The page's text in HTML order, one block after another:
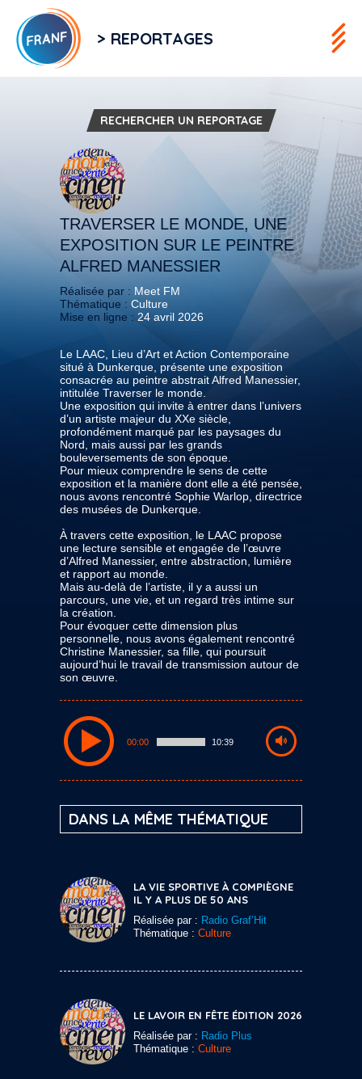
> REPORTAGES
RECHERCHER UN REPORTAGE
TRAVERSER LE MONDE, UNE
EXPOSITION SUR LE PEINTRE
ALFRED MANESSIER
Réalisée par : Meet FM
Thématique : Culture
Mise en ligne : 24 avril 2026
Le LAAC, Lieu d’Art et Action Contemporaine
situé à Dunkerque, présente une exposition
consacrée au peintre abstrait Alfred Manessier,
intitulée Traverser le monde.
Une exposition qui invite à entrer dans l’univers
d’un artiste majeur du XXe siècle,
profondément marqué par les paysages du
Nord, mais aussi par les grands
bouleversements de son époque.
Pour mieux comprendre le sens de cette
exposition et la manière dont elle a été pensée,
nous avons rencontré Sophie Warlop, directrice
des musées de Dunkerque.
À travers cette exposition, le LAAC propose
une lecture sensible et engagée de l’œuvre
d’Alfred Manessier, entre abstraction, lumière
et rapport au monde.
Mais au-delà de l’artiste, il y a aussi un
parcours, une vie, et un regard très intime sur
la création.
Pour évoquer cette dimension plus
personnelle, nous avons également rencontré
Christine Manessier, sa fille, qui poursuit
aujourd’hui le travail de transmission autour de
son œuvre.
00:00 10:39
DANS LA MÊME THÉMATIQUE
LA VIE SPORTIVE À COMPIÈGNE
IL Y A PLUS DE 50 ANS
Réalisée par : Radio Graf’Hit
Thématique : Culture
LE LAVOIR EN FÊTE ÉDITION 2026
Réalisée par : Radio Plus
Thématique : Culture